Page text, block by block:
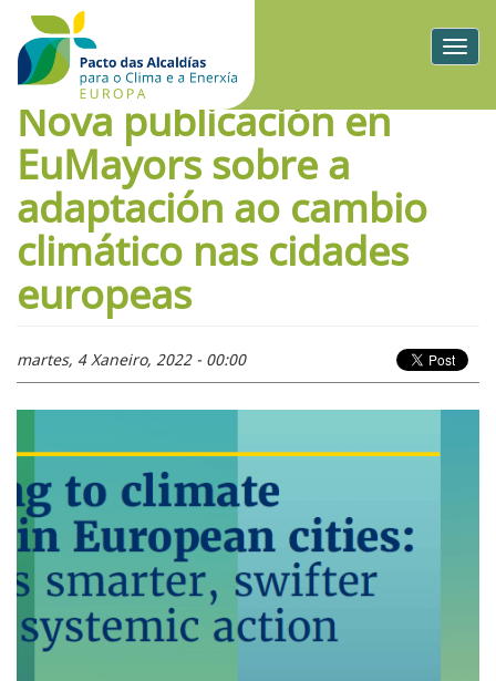
Nova publicación en
EuMayors sobre a
adaptación ao cambio
climático nas cidades
europeas
martes, 4 Xaneiro, 2022 - 00:00